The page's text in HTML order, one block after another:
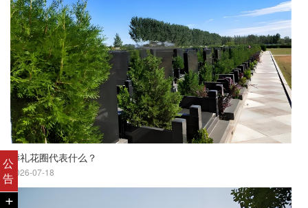
公
告
+
葬礼花圈代表什么？
2026-07-18